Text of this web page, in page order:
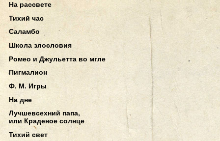
На рассвете
Тихий час
Саламбо
Школа злословия
Ромео и Джульетта во мгле
Пигмалион
Ф. М. Игры
На дне
Лучшевсехний папа,
или Краденое солнце
Тихий свет